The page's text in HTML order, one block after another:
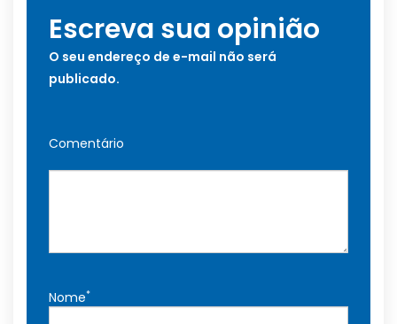
Escreva sua opinião
O seu endereço de e-mail não será
publicado.
Comentário
Nome*